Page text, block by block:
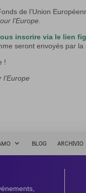
de l’Union
l’Europe
inscrire via le lien
seront envoyés par la
!
l’Europe
BLOG ARCHIVIO